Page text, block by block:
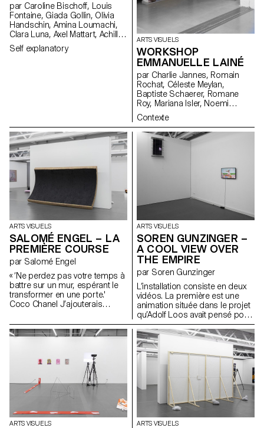
par Caroline Bischoff, Louis
Fontaine, Giada Gollin, Olivia
Handschin, Amina Loumachi,
Clara Luna, Axel Mattart, Achille
Meier, Charlie Schär, Jamie
Soria, Nayla Younes, Mayalène
Self explanatory
ARTS VISUELS
WORKSHOP
EMMANUELLE LAINÉ
par Charlie Jannes, Romain
Rochat, Céleste Meylan,
Baptiste Schaerer, Romane
Roy, Mariana Isler, Noemi
Leneman, Anna Kawahara, Tom
Grbic, Julie Wuhrmann
Contexte
ARTS VISUELS
SALOMÉ ENGEL – LA
PREMIÈRE COURSE
par Salomé Engel
« ‘Ne perdez pas votre temps à
battre sur un mur, espérant le
transformer en une porte.'
Coco Chanel J’ajouterais
ARTS VISUELS
SOREN GUNZINGER –
A COOL VIEW OVER
THE EMPIRE
par Soren Gunzinger
L’installation consiste en deux
vidéos. La première est une
animation située dans le projet
qu’Adolf Loos avait pensé pour
Joséphine Baker, avec une
araignée espionne et critique.
La seconde illumine un store
par un court dialogue. Le travail
questions de citation et de
voyeurisme, également d’effets
comiques et de retournements.
ARTS VISUELS ARTS VISUELS